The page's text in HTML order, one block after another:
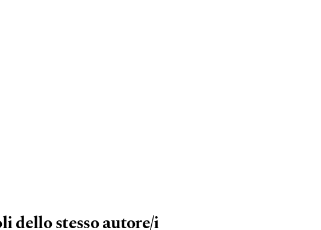
dello stesso autore/i